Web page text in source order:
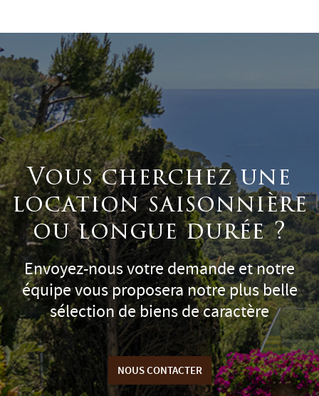
Vous cherchez une
location saisonnière
ou longue durée ?
Envoyez-nous votre demande et notre
équipe vous proposera notre plus belle
sélection de biens de caractère
NOUS CONTACTER